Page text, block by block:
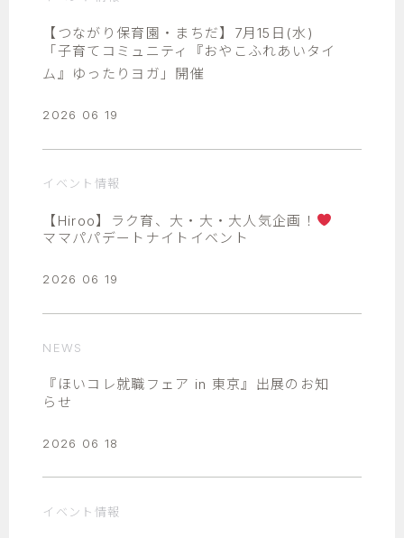
【つながり保育園・まちだ】7月15日(水)
「子育てコミュニティ『おやこふれあいタイ
ム』ゆったりヨガ」開催
2026 06 19
イベント情報
【Hiroo】ラク育、大・大・大人気企画！
ママパパデートナイトイベント
2026 06 19
NEWS
『ほいコレ就職フェア in 東京』出展のお知
らせ
2026 06 18
イベント情報